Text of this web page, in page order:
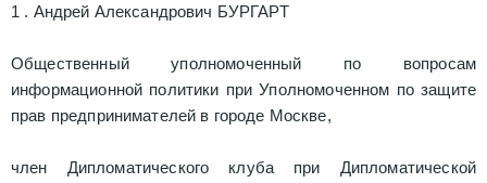
1 . Андрей Александрович БУРГАРТ
Общественный уполномоченный по вопросам
информационной политики при Уполномоченном по защите
прав предпринимателей в городе Москве,
член Дипломатического клуба при Дипломатической